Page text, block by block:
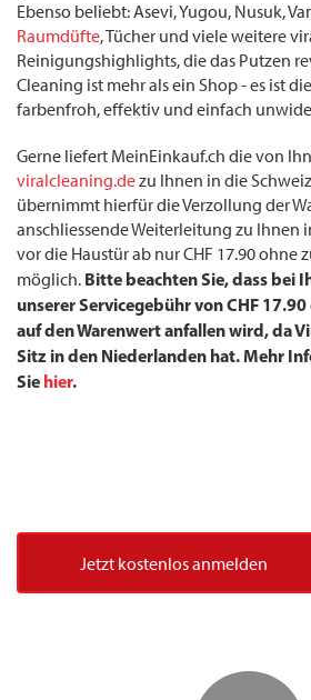
Ebenso beliebt: Asevi, Yugou, Nusuk,
Raumdüfte, Tücher und viele weitere
Reinigungshighlights, die das Putzen
Cleaning ist mehr als ein Shop - es ist
farbenfroh, effektiv und einfach
Gerne liefert MeinEinkauf.ch die von
viralcleaning.dezu Ihnen in die
übernimmt hierfür die Verzollung der
anschliessende Weiterleitung zu Ihnen
vor die Haustür ab nur CHF 17.90 ohne
möglich. Bitte beachten Sie, dass bei
unserer Servicegebühr von CHF
auf den Warenwert anfallen wird, da
Sitz in den Niederlanden hat. Mehr
Sie hier.
Jetzt kostenlos anmelden